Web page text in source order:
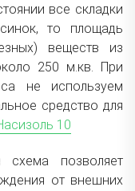
все складки
то площадь
веществ из
250 м.кв. При
не используем
средство для
10
позволяет
от внешних